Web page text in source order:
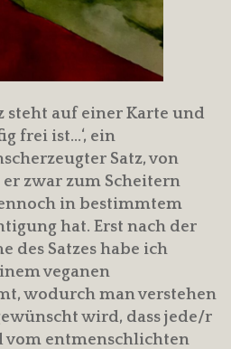
steht auf einer Karte und
frei ist…‘, ein
Satz, von
zwar zum Scheitern
in bestimmtem
hat. Erst nach der
des Satzes habe ich
veganen
wodurch man verstehen
wird, dass jede/r
vom entmenschlichten